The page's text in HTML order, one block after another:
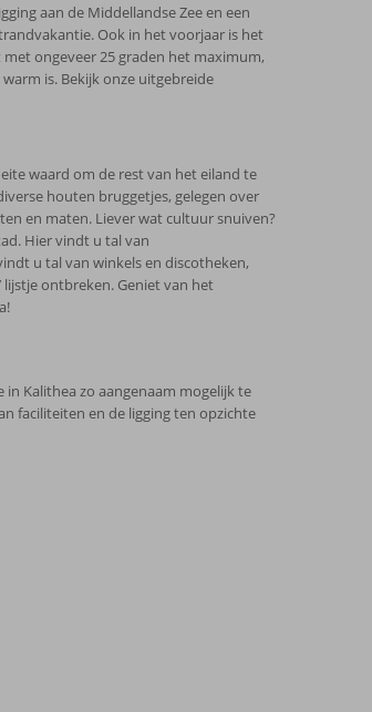
aan de Middellandse Zee en een
Ook in het voorjaar is het
met ongeveer 25 graden het maximum,
is. Bekijk onze uitgebreide
waard om de rest van het eiland te
houten bruggetjes, gelegen over
en maten. Liever wat cultuur snuiven?
Hier vindt u tal van
u tal van winkels en discotheken,
ontbreken. Geniet van het
Kalithea zo aangenaam mogelijk te
faciliteiten en de ligging ten opzichte